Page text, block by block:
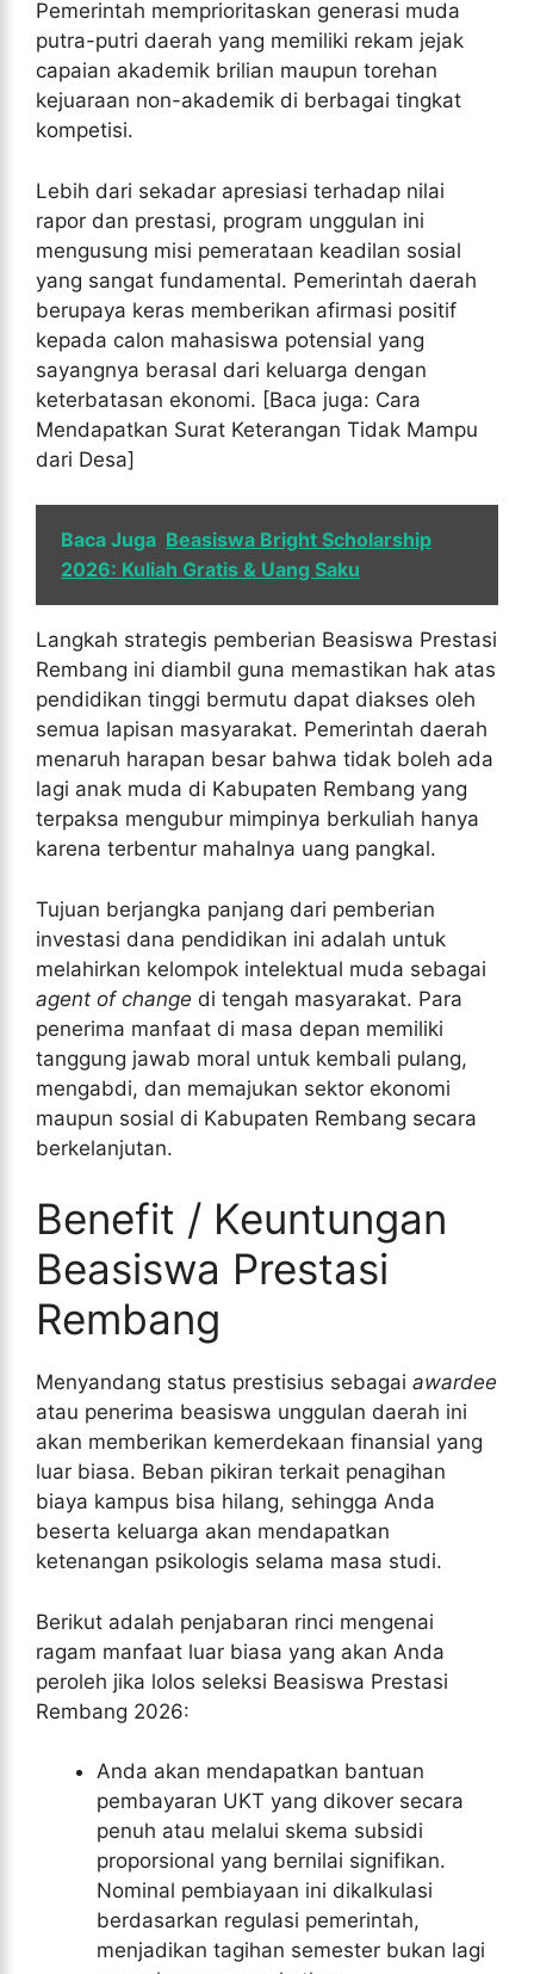
Pemerintah memprioritaskan generasi muda
putra-putri daerah yang memiliki rekam jejak
capaian akademik brilian maupun torehan
kejuaraan non-akademik di berbagai tingkat
kompetisi.
Lebih dari sekadar apresiasi terhadap nilai
rapor dan prestasi, program unggulan ini
mengusung misi pemerataan keadilan sosial
yang sangat fundamental. Pemerintah daerah
berupaya keras memberikan afirmasi positif
kepada calon mahasiswa potensial yang
sayangnya berasal dari keluarga dengan
keterbatasan ekonomi. [Baca juga: Cara
Mendapatkan Surat Keterangan Tidak Mampu
dari Desa]
Baca Juga Beasiswa Bright Scholarship
2026: Kuliah Gratis & Uang Saku
Langkah strategis pemberian Beasiswa Prestasi
Rembang ini diambil guna memastikan hak atas
pendidikan tinggi bermutu dapat diakses oleh
semua lapisan masyarakat. Pemerintah daerah
menaruh harapan besar bahwa tidak boleh ada
lagi anak muda di Kabupaten Rembang yang
terpaksa mengubur mimpinya berkuliah hanya
karena terbentur mahalnya uang pangkal.
Tujuan berjangka panjang dari pemberian
investasi dana pendidikan ini adalah untuk
melahirkan kelompok intelektual muda sebagai
agent of change di tengah masyarakat. Para
penerima manfaat di masa depan memiliki
tanggung jawab moral untuk kembali pulang,
mengabdi, dan memajukan sektor ekonomi
maupun sosial di Kabupaten Rembang secara
berkelanjutan.
Benefit / Keuntungan
Beasiswa Prestasi
Rembang
Menyandang status prestisius sebagai awardee
atau penerima beasiswa unggulan daerah ini
akan memberikan kemerdekaan finansial yang
luar biasa. Beban pikiran terkait penagihan
biaya kampus bisa hilang, sehingga Anda
beserta keluarga akan mendapatkan
ketenangan psikologis selama masa studi.
Berikut adalah penjabaran rinci mengenai
ragam manfaat luar biasa yang akan Anda
peroleh jika lolos seleksi Beasiswa Prestasi
Rembang 2026:
Anda akan mendapatkan bantuan
pembayaran UKT yang dikover secara
penuh atau melalui skema subsidi
proporsional yang bernilai signifikan.
Nominal pembiayaan ini dikalkulasi
berdasarkan regulasi pemerintah,
menjadikan tagihan semester bukan lagi